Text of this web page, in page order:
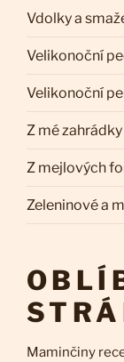
Vdolky a
Velikonoční
Velikonoční
Z mé zahrádky
Z mejlových
Zeleninové a
Maminčiny